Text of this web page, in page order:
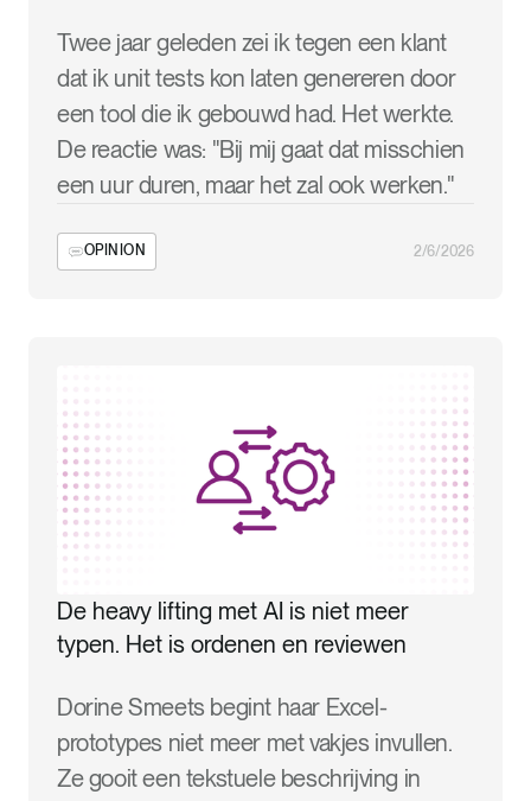
Twee jaar geleden zei ik tegen een klant
dat ik unit tests kon laten genereren door
een tool die ik gebouwd had. Het werkte.
De reactie was: "Bij mij gaat dat misschien
een uur duren, maar het zal ook werken."
OPINION 2/6/2026
De heavy lifting met AI is niet meer
typen. Het is ordenen en reviewen
Dorine Smeets begint haar Excel-
prototypes niet meer met vakjes invullen.
Ze gooit een tekstuele beschrijving in